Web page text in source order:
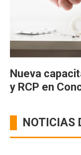
Nueva
y RCP en
NOTICIAS